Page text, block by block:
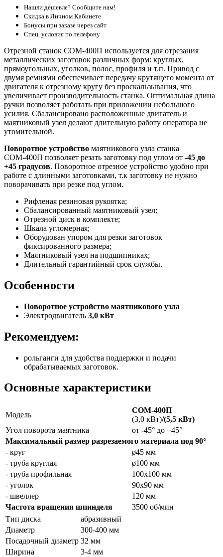
Нашли дешевле? Сообщите нам!
Скидка в Личном Кабинете
Бонусы при заказе через сайт
Спец. условия по телефону
Отрезной станок СОМ-400П используется для отрезания
металлических заготовок различных форм: круглых,
прямоугольных, уголков, полос, профиля и т.п. Привод с
двумя ремнями обеспечивает передачу крутящего момента от
двигателя к отрезному кругу без проскальзывания, что
увеличивает производительность станка. Оптимальная длина
ручки позволяет работать при приложении небольшого
усилия. Сбалансировано расположенные двигатель и
маятниковый узел делают длительную работу оператора не
утомительной.
Поворотное устройство маятникового узла станка
СОМ-400П позволяет резать заготовку под углом от -45 до
+45 градусов. Поворотное отрезное устройство удобно при
работе с длинными заготовками, т.к заготовку не нужно
поворачивать при резке под углом.
Рифленая резиновая рукоятка;
Сбалансированный маятниковый узел;
Отрезной диск в комплекте;
Шкала угломерная;
Оборудован упором для резки заготовок
фиксированного размера;
Маятниковый узел на подшипниках;
Длительный гарантийный срок службы.
Особенности
Поворотное устройство маятникового узла
Электродвигатель 3,0 кВт
Рекомендуем:
рольганги для удобства поддержки и подачи
обрабатываемых заготовок.
Основные характеристики
Модель
СОМ-400П
(3,0 кВт)/(5,5 кВт)
Угол поворота маятника
от -45° до +45°
Максимальный размер разрезаемого материала под 90°
-­ круг
ø45 мм
-­ труба круглая
ø100 мм
-­ труба профильная
100х100 мм
-­ уголок
90х90 мм
-­ швеллер
120 мм
Частота вращения шпинделя
3500 об/мин
Тип диска
абразивный
Диаметр
300-400 мм
Посадочный диаметр 32 мм
Ширина
3-4 мм